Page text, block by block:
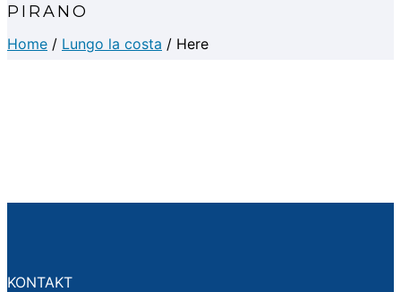
PIRANO
Home / Lungo la costa / Here
KONTAKT